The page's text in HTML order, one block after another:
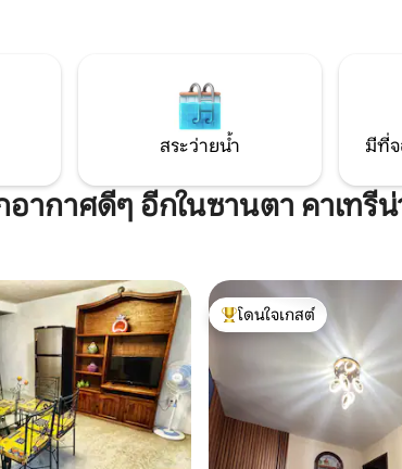
ที่ใกล้ชิด และประสบการณ์
สระว่ายน้ำ มีที่
ากาศดีๆ อีกในซานตา คาเทรีน่
โดนใจเกสต์ที่สุด
โดนใจเกสต์